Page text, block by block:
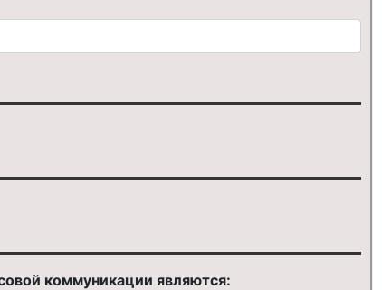
коммуникации являются: